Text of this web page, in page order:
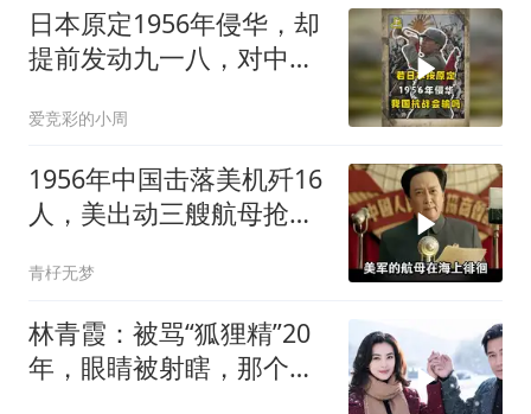
日本原定1956年侵华，却
提前发动九一八，对中国
爱竞彩的小周
1956年中国击落美机歼16
人，美出动三艘航母抢尸
青杍无梦
林青霞：被骂“狐狸精”20
年，眼睛被射瞎，那个男